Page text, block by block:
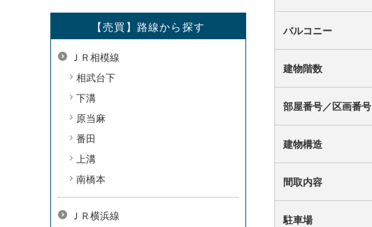
バルコニー
建物階数
部屋番号／区画番号
建物構造
間取内容
駐車場
【売買】路線から探す
ＪＲ相模線
相武台下
下溝
原当麻
番田
上溝
南橋本
ＪＲ横浜線